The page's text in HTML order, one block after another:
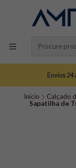
Envios 24
Início Calçado
Sapatilha de